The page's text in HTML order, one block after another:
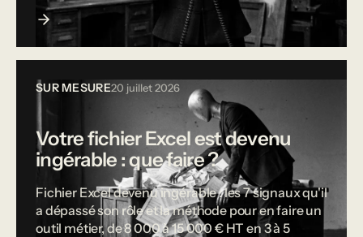
SUR MESURE20 juillet 2026
Votre fichier Excel est devenu
ingérable : que faire ?
Fichier Excel devenu ingérable : les 7 signaux qu'il
a dépassé son rôle et la méthode pour en faire un
outil métier, de 8 000 à 15 000 € HT en 3 à 5